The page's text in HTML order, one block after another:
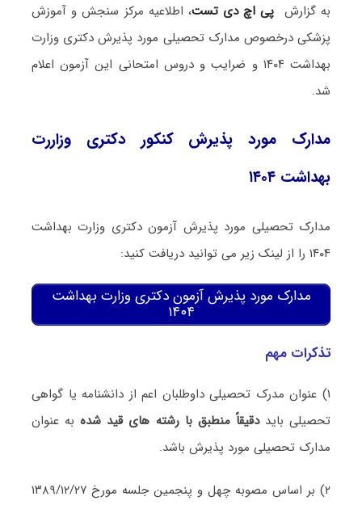
به گزارش پی اچ دی تست، اطلاعیه مرکز سنجش و آموزش
پزشکی درخصوص مدارک تحصیلی مورد پذیرش دکتری وزارت
بهداشت ۱۴۰۴ و ضرایب و دروس امتحانی این آزمون اعلام
شد.
مدارک مورد پذیرش کنکور دکتری وزاررت
بهداشت ۱۴۰۴
مدارک تحصیلی مورد پذیرش آزمون دکتری وزارت بهداشت
۱۴۰۴ را از لینک زیر می توانید دریافت کنید:
مدارک مورد پذیرش آزمون دکتری وزارت بهداشت
۱۴۰۴
تذکرات مهم
۱) عنوان مدرک تحصیلی داوطلبان اعم از دانشنامه یا گواهی
تحصیلی بایددقیقاً منطبق با رشته های قید شدهبه عنوان
مدارک تحصیلی مورد پذیرش باشد.
۲) بر اساس مصوبه چهل و پنجمین جلسه مورخ ۱۳۸۹/۱۲/۲۷